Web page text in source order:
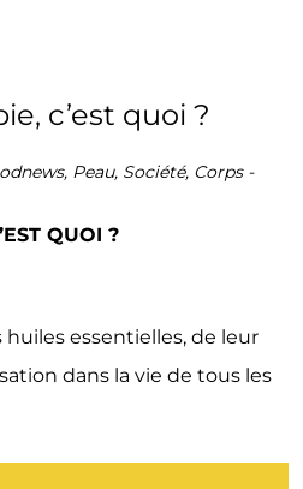
, Peau, Société, Corps-
QUOI ?
essentielles, de leur
dans la vie de tous les